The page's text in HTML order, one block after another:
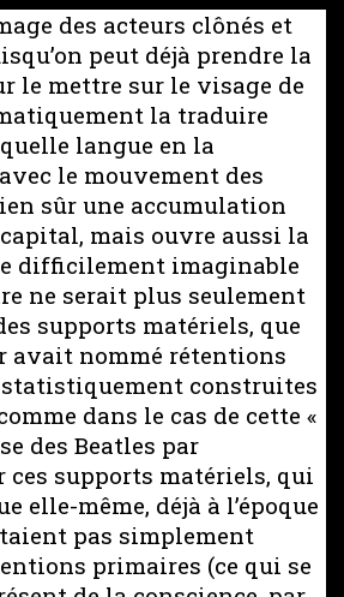
des acteurs clônés et
peut déjà prendre la
le mettre sur le visage de
la traduire
langue en la
le mouvement des
sûr une accumulation
mais ouvre aussi la
difficilement imaginable
ne serait plus seulement
supports matériels, que
avait nommé rétentions
construites
dans le cas de cette «
des Beatles par
ces supports matériels, qui
elle-même, déjà à l’époque
pas simplement
primaires (ce qui se